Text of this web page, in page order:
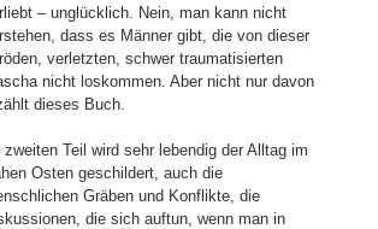
– unglücklich. Nein, man kann nicht
dass es Männer gibt, die von dieser
verletzten, schwer traumatisierten
nicht loskommen. Aber nicht nur davon
dieses Buch.
zweiten Teil wird sehr lebendig der Alltag im
Osten geschildert, auch die
Gräben und Konflikte, die
die sich auftun, wenn man in